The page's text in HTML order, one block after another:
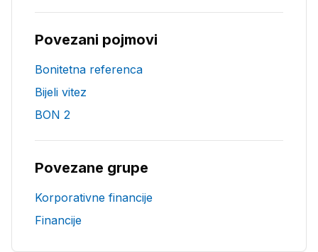
Povezani pojmovi
Bonitetna referenca
Bijeli vitez
BON 2
Povezane grupe
Korporativne financije
Financije